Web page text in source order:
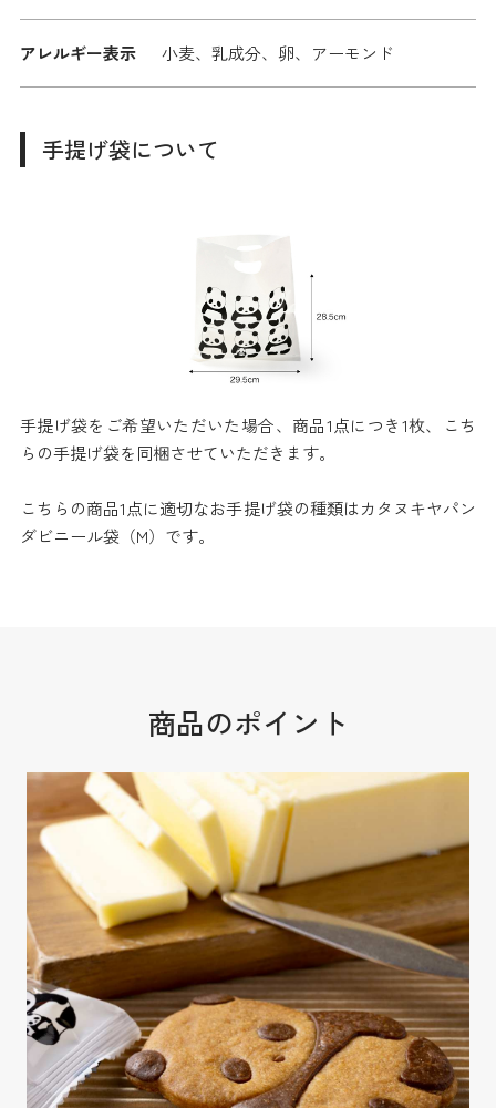
アレルギー表示 小麦、乳成分、卵、アーモンド
手提げ袋について
手提げ袋をご希望いただいた場合、商品1点につき1枚、こち
らの手提げ袋を同梱させていただきます。
こちらの商品1点に適切なお手提げ袋の種類はカタヌキヤパン
ダビニール袋（M）です。
商品のポイント